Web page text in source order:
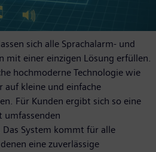
sich alle Sprachalarm- und
mit einer einzigen Lösung erfüllen.
hochmoderne Technologie wie
auf kleine und einfache
Für Kunden ergibt sich so eine
umfassenden
System kommt für alle
eine zuverlässige